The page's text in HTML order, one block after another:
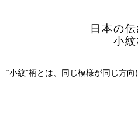
日本の
小紋
“小紋”柄とは、 同じ模様が同じ方向